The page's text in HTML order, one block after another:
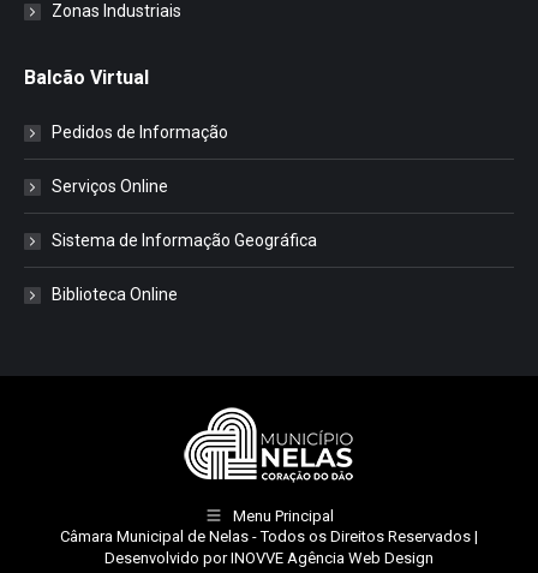
Zonas Industriais
Balcão Virtual
Pedidos de Informação
Serviços Online
Sistema de Informação Geográfica
Biblioteca Online
Menu Principal
Câmara Municipal de Nelas - Todos os Direitos Reservados |
Desenvolvido porINOVVE Agência Web Design